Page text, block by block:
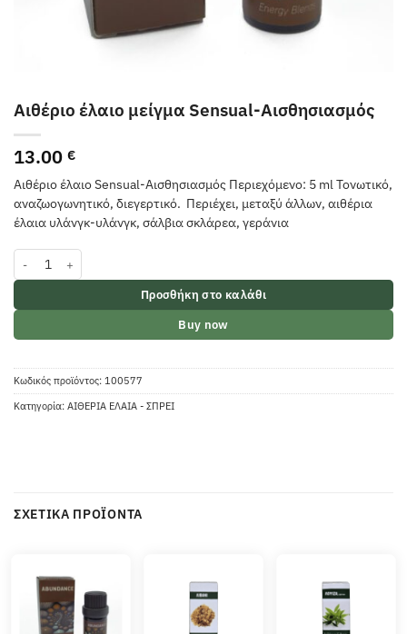
Αιθέριο έλαιο μείγμα Sensual-Αισθησιασμός
13.00 €
Αιθέριο έλαιο Sensual-Αισθησιασμός Περιεχόμενο: 5 ml Τονωτικό,
αναζωογωνητικό, διεγερτικό. Περιέχει, μεταξύ άλλων, αιθέρια
έλαια υλάνγκ-υλάνγκ, σάλβια σκλάρεα, γεράνια
Αιθέριο έλαιο μείγμα Sensual-Αισθησιασμός ποσότητα
Προσθήκη στο καλάθι
Buy now
Κωδικός προϊόντος: 100577
Κατηγορία: ΑΙΘΕΡΙΑ ΕΛΑΙΑ - ΣΠΡΕΙ
ΣΧΕΤΙΚΆ ΠΡΟΪΌΝΤΑ